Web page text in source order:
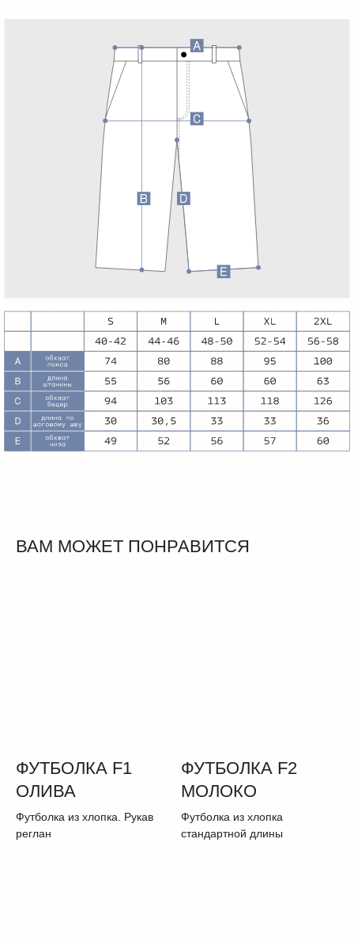
ВАМ МОЖЕТ ПОНРАВИТСЯ
ФУТБОЛКА F1
ОЛИВА
Футболка из хлопка. Рукав
реглан
ФУТБОЛКА F2
МОЛОКО
Футболка из хлопка
стандартной длины